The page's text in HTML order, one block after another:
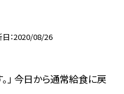
日 2020/08/26
。」 今日から通常給食に戻